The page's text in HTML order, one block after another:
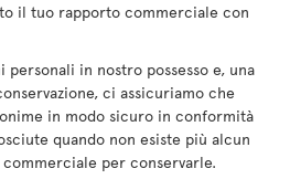
il tuo rapporto commerciale con
in nostro possesso e, una
ci assicuriamo che
in modo sicuro in conformità
quando non esiste più alcun
per conservarle.